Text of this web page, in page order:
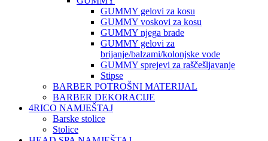
GUMMY gelovi za kosu
GUMMY voskovi za kosu
GUMMY njega brade
GUMMY gelovi za
brijanje/balzami/kolonjske vode
GUMMY sprejevi za raščešljavanje
Stipse
BARBER POTROŠNI MATERIJAL
BARBER DEKORACIJE
4RICO NAMJEŠTAJ
Barske stolice
Stolice